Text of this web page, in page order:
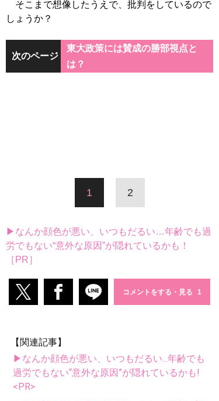
そこまで想像したうえで、批判をしているので
しょうか？
次のページ
東大政策には賛成の勝部視点と
は？
1 2
▶なんか顔色が悪い、いつもだるい…年齢でも過
労でもない“意外な原因”が隠れているかも！
［PR］
コメントをする・見る
【関連記事】
▶なんか顔色が悪い、いつもだるい...年齢でも
過労でもない“意外な原因”が隠れているかも!
<PR>